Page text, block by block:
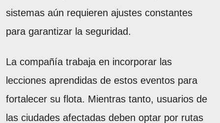
sistemas aún requieren ajustes constantes
para garantizar la seguridad.
La compañía trabaja en incorporar las
lecciones aprendidas de estos eventos para
fortalecer su flota. Mientras tanto, usuarios de
las ciudades afectadas deben optar por rutas